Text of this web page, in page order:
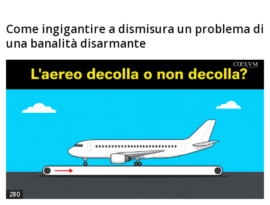
Come ingigantire a dismisura un problema di
una banalità disarmante
280